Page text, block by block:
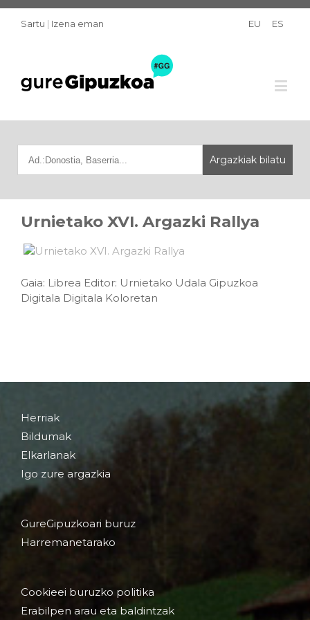
Sartu | Izena eman EU ES
Urnietako XVI. Argazki Rallya
Gaia: Librea Editor: Urnietako Udala Gipuzkoa
Digitala Digitala Koloretan
Herriak
Bildumak
Elkarlanak
Igo zure argazkia
GureGipuzkoari buruz
Harremanetarako
Cookieei buruzko politika
Erabilpen arau eta baldintzak